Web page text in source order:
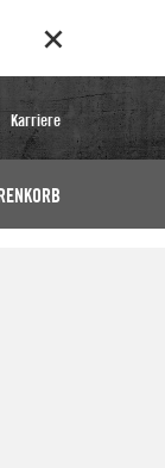
Karriere